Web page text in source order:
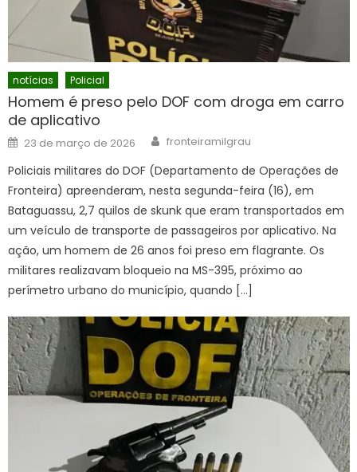
notícias Policial
Homem é preso pelo DOF com droga em carro
de aplicativo
Posted
on
23 de março de 2026 Author
fronteiramilgrau
Policiais militares do DOF (Departamento de Operações de
Fronteira) apreenderam, nesta segunda-feira (16), em
Bataguassu, 2,7 quilos de skunk que eram transportados em
um veículo de transporte de passageiros por aplicativo. Na
ação, um homem de 26 anos foi preso em flagrante. Os
militares realizavam bloqueio na MS-395, próximo ao
perímetro urbano do município, quando […]